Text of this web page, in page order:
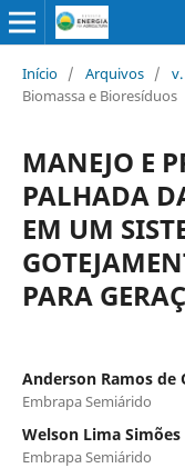
Início / Arquivos /
Biomassa e Bioresíduos
MANEJO E
PALHADA
EM UM
PARA
Anderson Ramos de
Embrapa Semiárido
Welson Lima Simões
Embrapa Semiárido